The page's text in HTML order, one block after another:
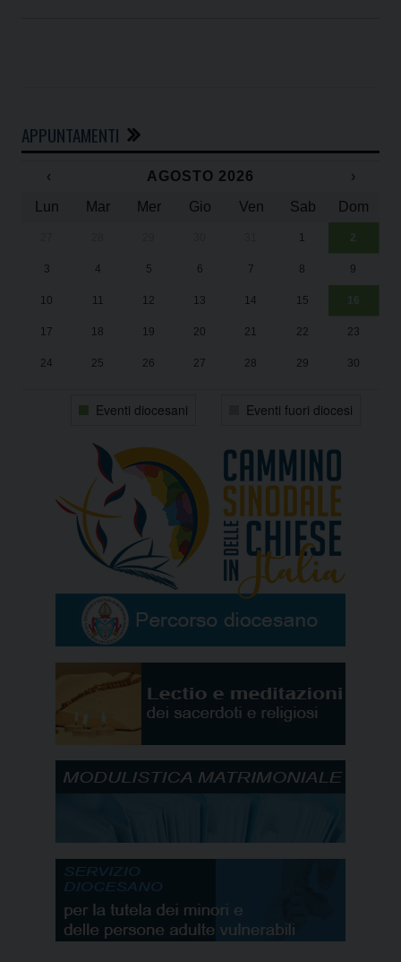
APPUNTAMENTI
‹ AGOSTO 2026
›
Lun
Mar Mer Gio Ven Sab Dom
1 2
3 4 5 6 7 8 9
10 11 12 13 14 15 16
17 18 19 20 21 22 23
24 25 26 27 28 29 30
Eventi diocesani Eventi fuori diocesi